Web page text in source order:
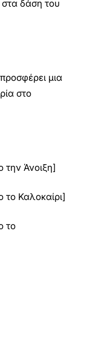
δάση του
μια
στο
την Άνοιξη]
Καλοκαίρι]
το